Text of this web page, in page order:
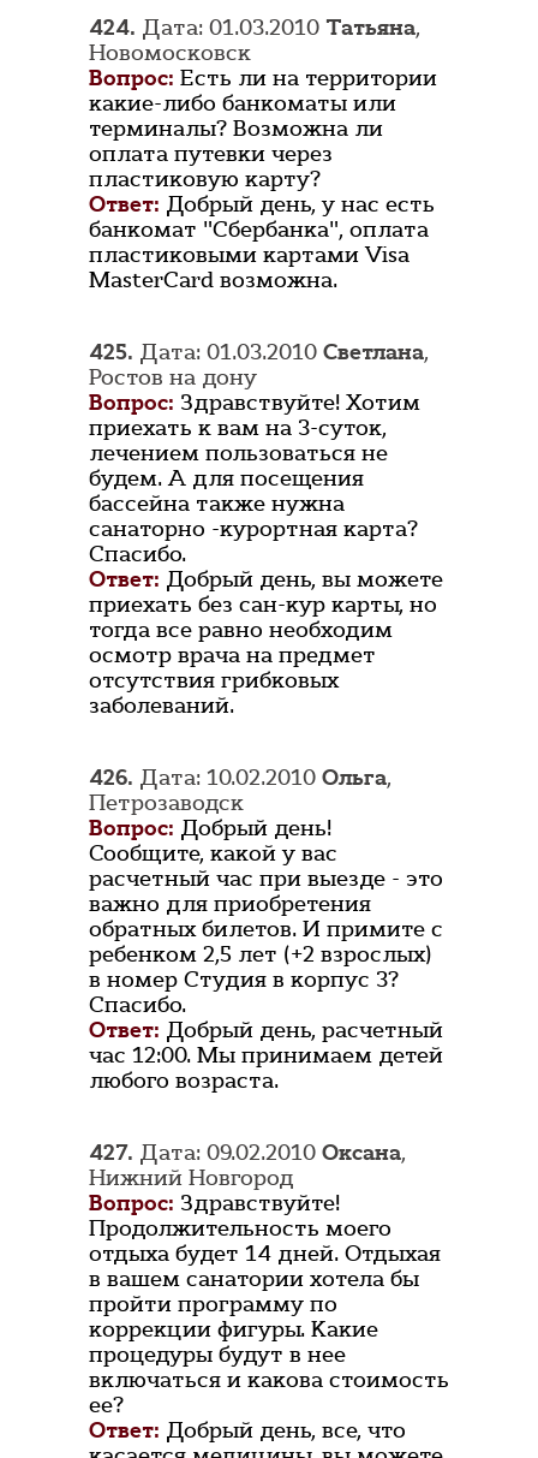
424. Дата: 01.03.2010 Татьяна,
Новомосковск
Вопрос: Есть ли на территории
какие-либо банкоматы или
терминалы? Возможна ли
оплата путевки через
пластиковую карту?
Ответ: Добрый день, у нас есть
банкомат "Сбербанка", оплата
пластиковыми картами Visa
MasterCard возможна.
425. Дата: 01.03.2010 Светлана,
Ростов на дону
Вопрос: Здравствуйте! Хотим
приехать к вам на 3-суток,
лечением пользоваться не
будем. А для посещения
бассейна также нужна
санаторно -курортная карта?
Спасибо.
Ответ: Добрый день, вы можете
приехать без сан-кур карты, но
тогда все равно необходим
осмотр врача на предмет
отсутствия грибковых
заболеваний.
426. Дата: 10.02.2010 Ольга,
Петрозаводск
Вопрос: Добрый день!
Сообщите, какой у вас
расчетный час при выезде - это
важно для приобретения
обратных билетов. И примите с
ребенком 2,5 лет (+2 взрослых)
в номер Студия в корпус 3?
Спасибо.
Ответ: Добрый день, расчетный
час 12:00. Мы принимаем детей
любого возраста.
427. Дата: 09.02.2010 Оксана,
Нижний Новгород
Вопрос: Здравствуйте!
Продолжительность моего
отдыха будет 14 дней. Отдыхая
в вашем санатории хотела бы
пройти программу по
коррекции фигуры. Какие
процедуры будут в нее
включаться и какова стоимость
ее?
Ответ: Добрый день, все, что